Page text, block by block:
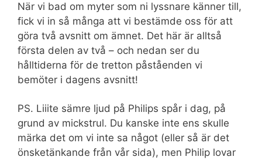
När vi bad om myter som ni lyssnare känner till,
fick vi in så många att vi bestämde oss för att
göra två avsnitt om ämnet. Det här är alltså
första delen av två – och nedan ser du
hålltiderna för de tretton påståenden vi
bemöter i dagens avsnitt!
PS. Liiite sämre ljud på Philips spår i dag, på
grund av mickstrul. Du kanske inte ens skulle
märka det om vi inte sa något (eller så är det
önsketänkande från vår sida), men Philip lovar